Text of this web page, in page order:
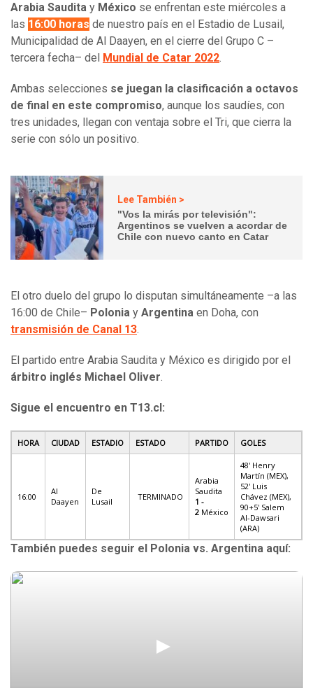
Arabia Saudita y México se enfrentan este miércoles a
las 16:00 horas de nuestro país en el Estadio de Lusail,
Municipalidad de Al Daayen, en el cierre del Grupo C –
tercera fecha– del
Mundial de Catar 2022.
Ambas selecciones se juegan la clasificación a octavos
de final en este compromiso, aunque los saudíes, con
tres unidades, llegan con ventaja sobre el Tri, que cierra la
serie con sólo un positivo.
Lee También >
"Vos la mirás por televisión":
Argentinos se vuelven a acordar de
Chile con nuevo canto en Catar
El otro duelo del grupo lo disputan simultáneamente –a las
16:00 de Chile– Polonia y Argentina en Doha, con
transmisión de Canal 13.
El partido entre Arabia Saudita y México es dirigido por el
árbitro inglés Michael Oliver.
Sigue el encuentro en T13.cl:
HORA CIUDAD ESTADIO ESTADO PARTIDO GOLES
16:00
Al
Daayen
De
Lusail
TERMINADO
Arabia
Saudita
1 -
2 México
48' Henry
Martín (MEX),
52' Luis
Chávez (MEX),
90+5' Salem
Al-Dawsari
(ARA)
También puedes seguir el Polonia vs. Argentina aquí: